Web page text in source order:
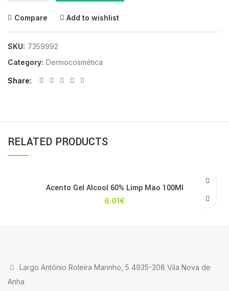
Compare Add to wishlist
SKU: 7359992
Category: Dermocosmética
Share
RELATED PRODUCTS
Acento Gel Alcool 60% Limp Mao 100Ml
6.01€
Largo António Roleira Marinho, 5 4935-308 Vila Nova de
Anha